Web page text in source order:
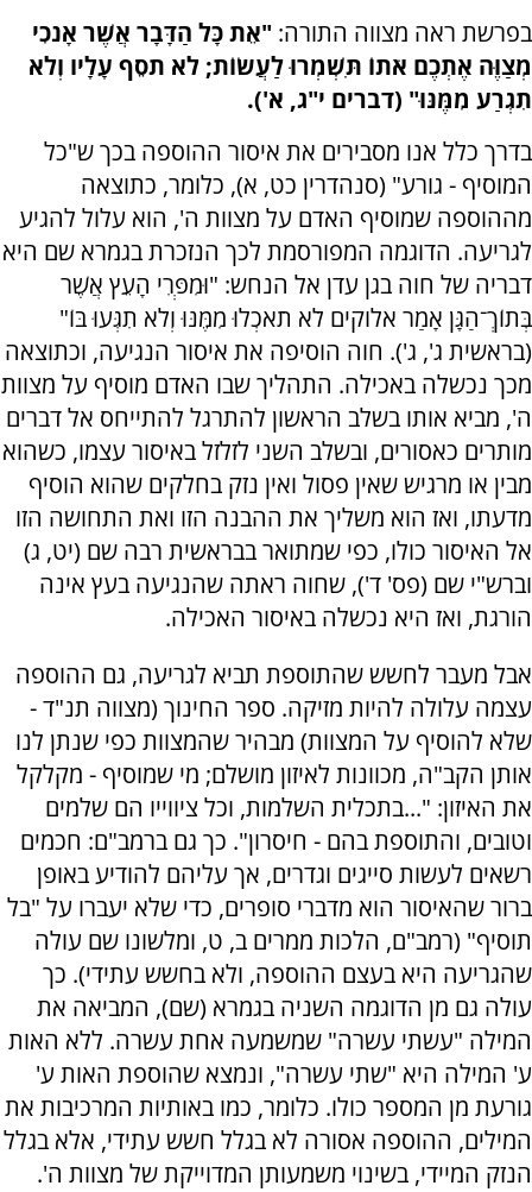
בפרשת ראה מצווה התורה: "אֵת כָּל הַדָּבָר אֲשֶׁר אָנֹכִי
מְצַוֶּה אֶתְכֶם אֹתוֹ תִּשְׁמְרוּ לַעֲשׂוֹת; לֹא תֹסֵף עָלָיו וְלֹא
תִגְרַע מִמֶּנּוּ" (דברים י"ג, א').
בדרך כלל אנו מסבירים את איסור ההוספה בכך ש"כל
המוסיף - גורע" (סנהדרין כט, א), כלומר, כתוצאה
מההוספה שמוסיף האדם על מצוות ה', הוא עלול להגיע
לגריעה. הדוגמה המפורסמת לכך הנזכרת בגמרא שם היא
דבריה של חוה בגן עדן אל הנחש: "וּמִפְּרִי הָעֵץ אֲשֶׁר
בְּתוֹךְ־הַגָּן אָמַר אלוקים לֹא תֹאכְלוּ מִמֶּנּוּ וְלֹא תִגְּעוּ בּוֹ"
(בראשית ג', ג'). חוה הוסיפה את איסור הנגיעה, וכתוצאה
מכך נכשלה באכילה. התהליך שבו האדם מוסיף על מצוות
ה', מביא אותו בשלב הראשון להתרגל להתייחס אל דברים
מותרים כאסורים, ובשלב השני לזלזל באיסור עצמו, כשהוא
מבין או מרגיש שאין פסול ואין נזק בחלקים שהוא הוסיף
מדעתו, ואז הוא משליך את ההבנה הזו ואת התחושה הזו
אל האיסור כולו, כפי שמתואר בבראשית רבה שם (יט, ג)
וברש"י שם (פס' ד'), שחוה ראתה שהנגיעה בעץ אינה
הורגת, ואז היא נכשלה באיסור האכילה.
אבל מעבר לחשש שהתוספת תביא לגריעה, גם ההוספה
עצמה עלולה להיות מזיקה. ספר החינוך (מצווה תנ"ד -
שלא להוסיף על המצוות) מבהיר שהמצוות כפי שנתן לנו
אותן הקב"ה, מכוונות לאיזון מושלם; מי שמוסיף - מקלקל
את האיזון: "...בתכלית השלמות, וכל ציווייו הם שלמים
וטובים, והתוספת בהם - חיסרון". כך גם ברמב"ם: חכמים
רשאים לעשות סייגים וגדרים, אך עליהם להודיע באופן
ברור שהאיסור הוא מדברי סופרים, כדי שלא יעברו על "בל
תוסיף" (רמב"ם, הלכות ממרים ב, ט, ומלשונו שם עולה
שהגריעה היא בעצם ההוספה, ולא בחשש עתידי). כך
עולה גם מן הדוגמה השניה בגמרא (שם), המביאה את
המילה "עשתי עשרה" שמשמעה אחת עשרה. ללא האות
ע' המילה היא "שתי עשרה", ונמצא שהוספת האות ע'
גורעת מן המספר כולו. כלומר, כמו באותיות המרכיבות את
המילים, ההוספה אסורה לא בגלל חשש עתידי, אלא בגלל
הנזק המיידי, בשינוי משמעותן המדוייקת של מצוות ה'.